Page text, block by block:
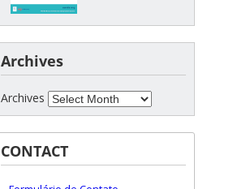
Archives
Archives
CONTACT